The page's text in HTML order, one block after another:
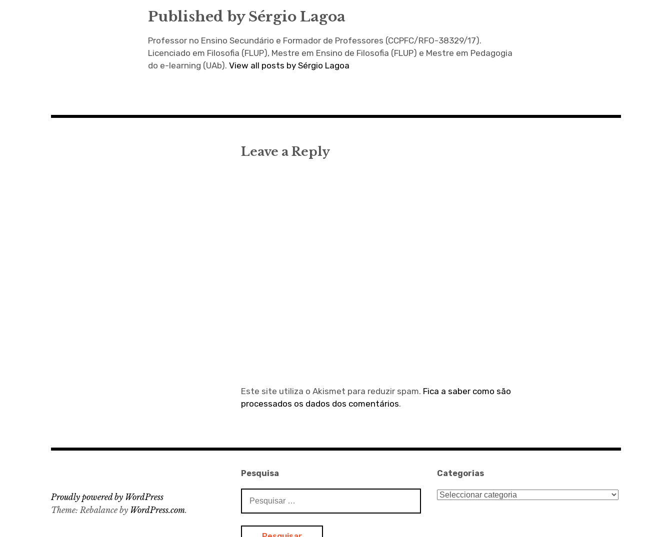
Published by Sérgio Lagoa
Professor no Ensino Secundário e Formador de Professores (CCPFC/RFO-38329/17).
Licenciado em Filosofia (FLUP), Mestre em Ensino de Filosofia (FLUP) e Mestre em Pedagogia
do e-learning (UAb). View all posts by Sérgio Lagoa
Leave a Reply
Este site utiliza o Akismet para reduzir spam. Fica a saber como são
processados os dados dos comentários.
Pesquisa
por:
Categorias
Categorias
Proudly powered by WordPress
Theme: Rebalance by WordPress.com.